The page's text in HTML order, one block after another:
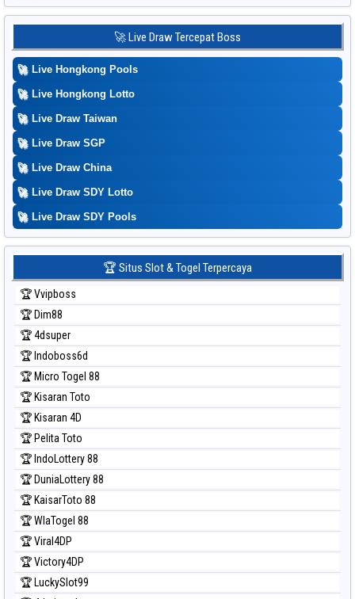
Prediksi Japan 6d
Prediksi Kuda Lari
Prediksi Magnum Cambodia
Prediksi Nagoya
Prediksi North Carolina Day
Prediksi Singapore
Prediksi Sydney
Prediksi Sydney Lottery
Prediksi Sydney Lottery 6d
Prediksi Sydney Lotto
Prediksi Sydney Pools 6d
Prediksi Taipei
Prediksi Taiwan
🚀 Live Draw Tercepat Boss
🚀 Live Hongkong Pools
🚀 Live Hongkong Lotto
🚀 Live Draw Taiwan
🚀 Live Draw SGP
🚀 Live Draw China
🚀 Live Draw SDY Lotto
🚀 Live Draw SDY Pools
🏆 Situs Slot & Togel Terpercaya
🏆 Vvipboss
🏆 Dim88
🏆 4dsuper
🏆 Indoboss6d
🏆 Micro Togel 88
🏆 Kisaran Toto
🏆 Kisaran 4D
🏆 Pelita Toto
🏆 IndoLottery 88
🏆 DuniaLottery 88
🏆 KaisarToto 88
🏆 WlaTogel 88
🏆 Viral4DP
🏆 Victory4DP
🏆 LuckySlot99